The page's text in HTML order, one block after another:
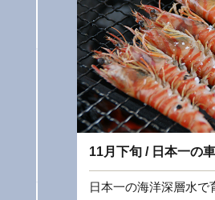
11月下旬 / 日本一の
日本一の海洋深層水で